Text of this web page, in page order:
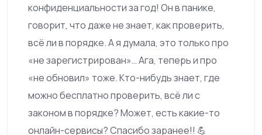
конфиденциальности за год! Он в панике,
говорит, что даже не знает, как проверить,
всё ли в порядке. А я думала, это только про
«не зарегистрирован»… Ага, теперь и про
«не обновил» тоже. Кто-нибудь знает, где
можно бесплатно проверить, всё ли с
законом в порядке? Может, есть какие-то
онлайн-сервисы? Спасибо заранее!! 💪